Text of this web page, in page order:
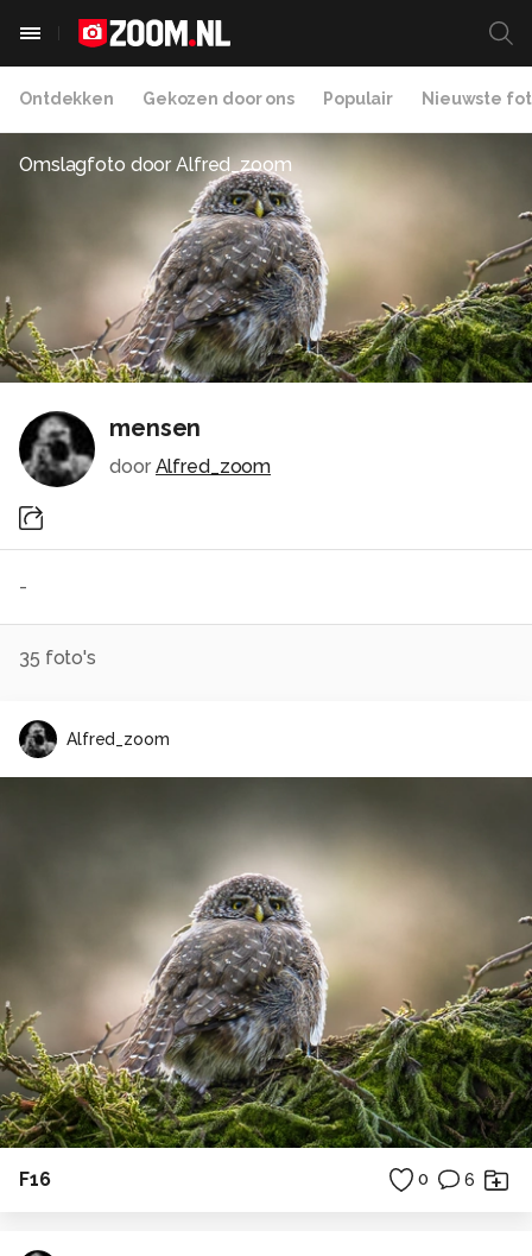
Ontdekken Gekozen door ons Populair Nieuwste
Omslagfoto doorAlfred_zoom
mensen
door Alfred_zoom
-
35 foto's
Alfred_zoom
F16 0 6